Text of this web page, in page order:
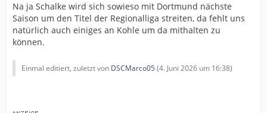
Na ja Schalke wird sich sowieso mit Dortmund nächste
Saison um den Titel der Regionalliga streiten, da fehlt uns
natürlich auch einiges an Kohle um da mithalten zu
können.
Einmal editiert, zuletzt von DSCMarco05 (4. Juni 2026 um 16:38)